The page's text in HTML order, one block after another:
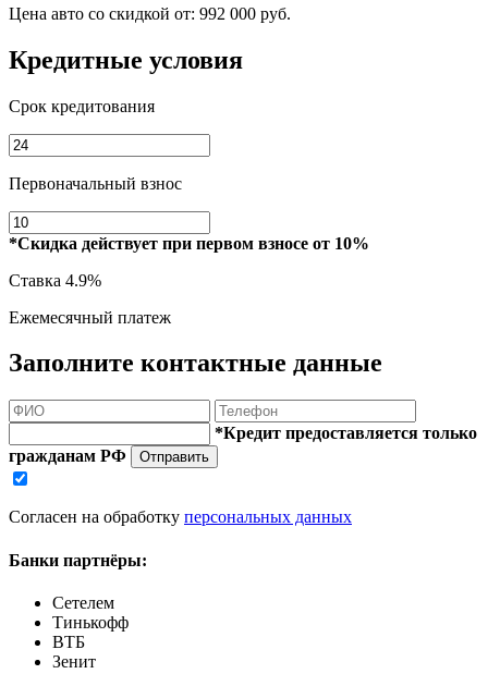
Цена авто со скидкой от: 992 000 руб.
Кредитные условия
Срок кредитования
Первоначальный взнос
*Скидка действует при первом взносе от 10%
Ставка 4.9%
Ежемесячный платеж
Заполните контактные данные
*Кредит предоставляется только
гражданам РФ
Отправить
Согласен на обработку персональных данных
Банки партнёры:
Сетелем
Тинькофф
ВТБ
Зенит